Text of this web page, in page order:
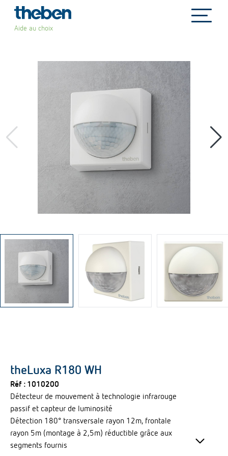
Aide au choix
theLuxa R180 WH
Réf : 1010200
file_copy
Détecteur de mouvement à technologie infrarouge
passif et capteur de luminosité
Détection 180° transversale rayon 12m, frontale
rayon 5m (montage à 2,5m) réductible grâce aux
segments fournis
keyboard_arrow_down